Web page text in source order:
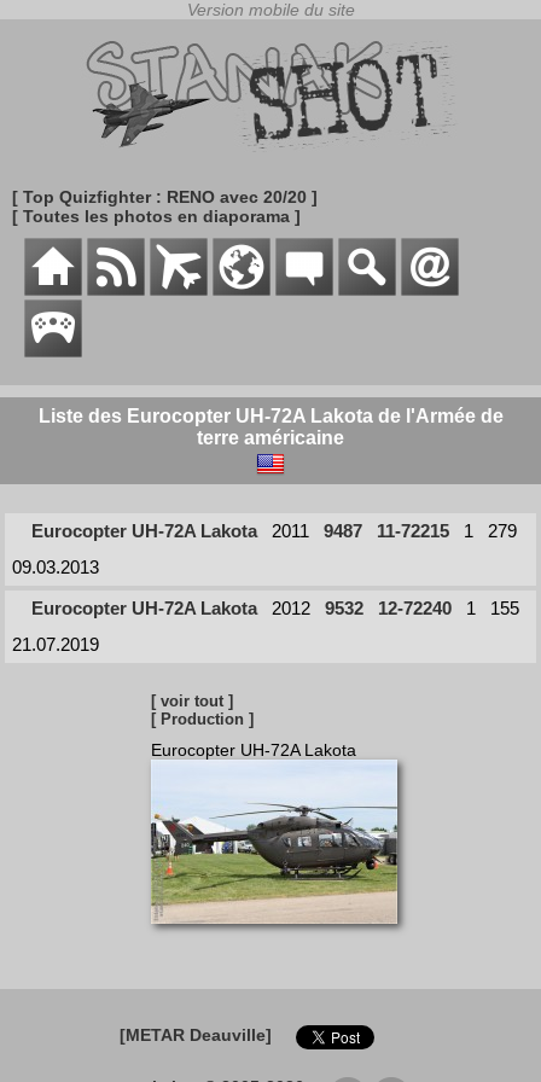
[ Top Quizfighter : RENO avec 20/20 ]
[ Toutes les photos en diaporama ]
Liste des Eurocopter UH-72A Lakota de l'Armée de
terre américaine
Eurocopter UH-72A Lakota 2011 9487 11-72215 1
279
09.03.2013
Eurocopter UH-72A Lakota
2012 9532 12-72240 1
155
21.07.2019
[ voir tout ]
[ Production ]
Eurocopter UH-72A Lakota
[METAR Deauville]